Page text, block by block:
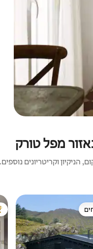
מפל טורק
וקריטריונים נוספים.
על ידי אורחים